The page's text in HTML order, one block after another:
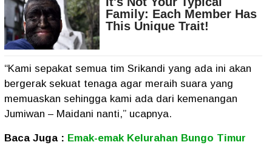
“Kami sepakat semua tim Srikandi yang ada ini akan
bergerak sekuat tenaga agar meraih suara yang
memuaskan sehingga kami ada dari kemenangan
Jumiwan – Maidani nanti,” ucapnya.
Baca Juga : Emak-emak Kelurahan Bungo Timur